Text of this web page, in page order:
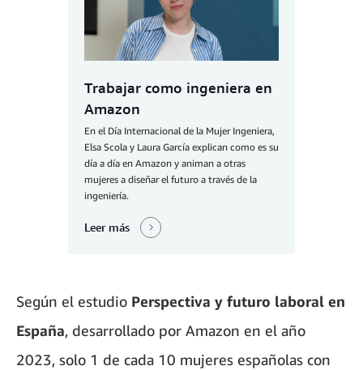
Trabajar como ingeniera en
Amazon
En el Día Internacional de la Mujer Ingeniera,
Elsa Scola y Laura García explican como es su
día a día en Amazon y animan a otras
mujeres a diseñar el futuro a través de la
ingeniería.
Leer más
Según el estudio Perspectiva y futuro laboral en
España, desarrollado por Amazon en el año
2023, solo 1 de cada 10 mujeres españolas con